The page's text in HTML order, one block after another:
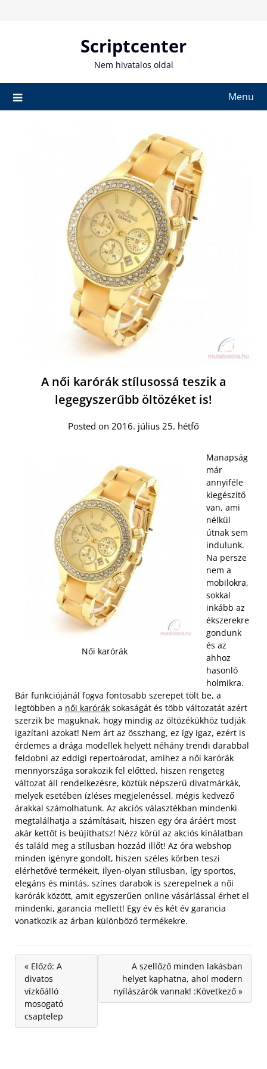
Scriptcenter
Nem hivatalos oldal
Menu
A női karórák stílusossá teszik a
legegyszerűbb öltözéket is!
Posted on 2016. július 25. hétfő
Női karórák
Manapság
már
annyiféle
kiegészítő
van, ami
nélkül
útnak sem
indulunk.
Na persze
nem a
mobilokra,
sokkal
inkább az
ékszerekre
gondunk
és az
ahhoz
hasonló
holmikra.
Bár funkciójánál fogva fontosabb szerepet tölt be, a
legtöbben a női karórák sokaságát és több változatát azért
szerzik be maguknak, hogy mindig az öltözékükhöz tudják
igazítani azokat! Nem árt az összhang, ez így igaz, ezért is
érdemes a drága modellek helyett néhány trendi darabbal
feldobni az eddigi repertoárodat, amihez a női karórák
mennyországa sorakozik fel előtted, hiszen rengeteg
változat áll rendelkezésre, köztük népszerű divatmárkák,
melyek esetében ízléses megjelenéssel, mégis kedvező
árakkal számolhatunk. Az akciós választékban mindenki
megtalálhatja a számításait, hiszen egy óra áráért most
akár kettőt is beújíthatsz! Nézz körül az akciós kínálatban
és találd meg a stílusban hozzád illőt! Az óra webshop
minden igényre gondolt, hiszen széles körben teszi
elérhetővé termékeit, ilyen-olyan stílusban, így sportos,
elegáns és mintás, színes darabok is szerepelnek a női
karórák között, amit egyszerűen online vásárlással érhet el
mindenki, garancia mellett! Egy év és két év garancia
vonatkozik az árban különböző termékekre.
« Előző: A
divatos
vízkőálló
mosogató
csaptelep
A szellőző minden lakásban
helyet kaphatna, ahol modern
nyílászárók vannak! :Következő »